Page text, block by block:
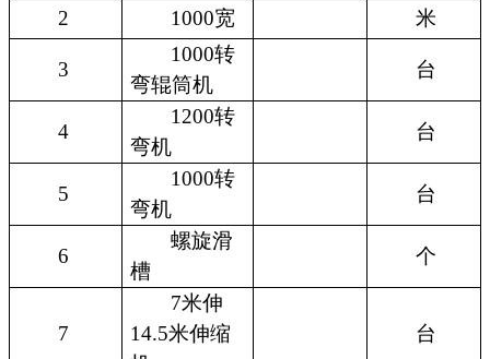
2
1000宽 米
3
1000转
弯辊筒机
台
4
1200转
弯机
台
5
1000转
弯机
台
6
螺旋滑
槽
个
7
7米伸
14.5米伸缩
台